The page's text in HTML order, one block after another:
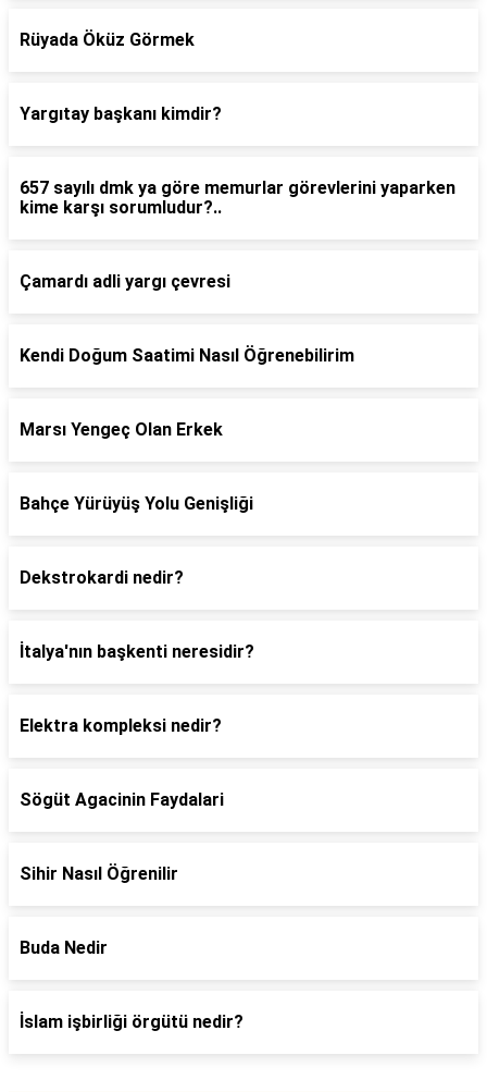
Rüyada Öküz Görmek
Yargıtay başkanı kimdir?
657 sayılı dmk ya göre memurlar görevlerini yaparken
kime karşı sorumludur?..
Çamardı adli yargı çevresi
Kendi Doğum Saatimi Nasıl Öğrenebilirim
Marsı Yengeç Olan Erkek
Bahçe Yürüyüş Yolu Genişliği
Dekstrokardi nedir?
İtalya'nın başkenti neresidir?
Elektra kompleksi nedir?
Sögüt Agacinin Faydalari
Sihir Nasıl Öğrenilir
Buda Nedir
İslam işbirliği örgütü nedir?